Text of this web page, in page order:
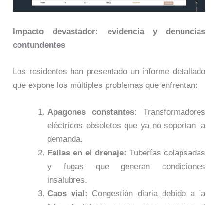
Impacto devastador: evidencia y denuncias
contundentes
Los residentes han presentado un informe detallado
que expone los múltiples problemas que enfrentan:
Apagones constantes:
Transformadores
eléctricos obsoletos que ya no soportan la
demanda.
Fallas en el drenaje: Tuberías colapsadas
y fugas que generan condiciones
insalubres.
Caos vial:
Congestión diaria debido a la